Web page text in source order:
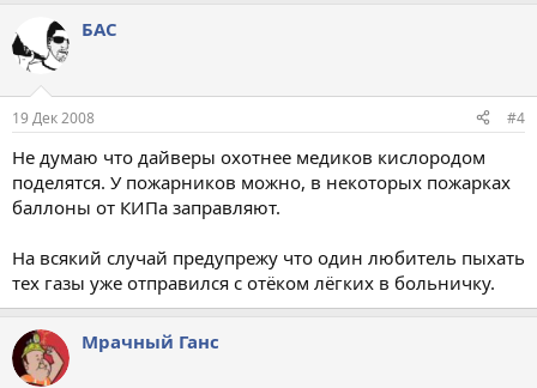
БАС
19 Дек 2008 #4
Не думаю что дайверы охотнее медиков кислородом
поделятся. У пожарников можно, в некоторых пожарках
баллоны от КИПа заправляют.
На всякий случай предупрежу что один любитель пыхать
тех газы уже отправился с отёком лёгких в больничку.
Мрачный Ганс